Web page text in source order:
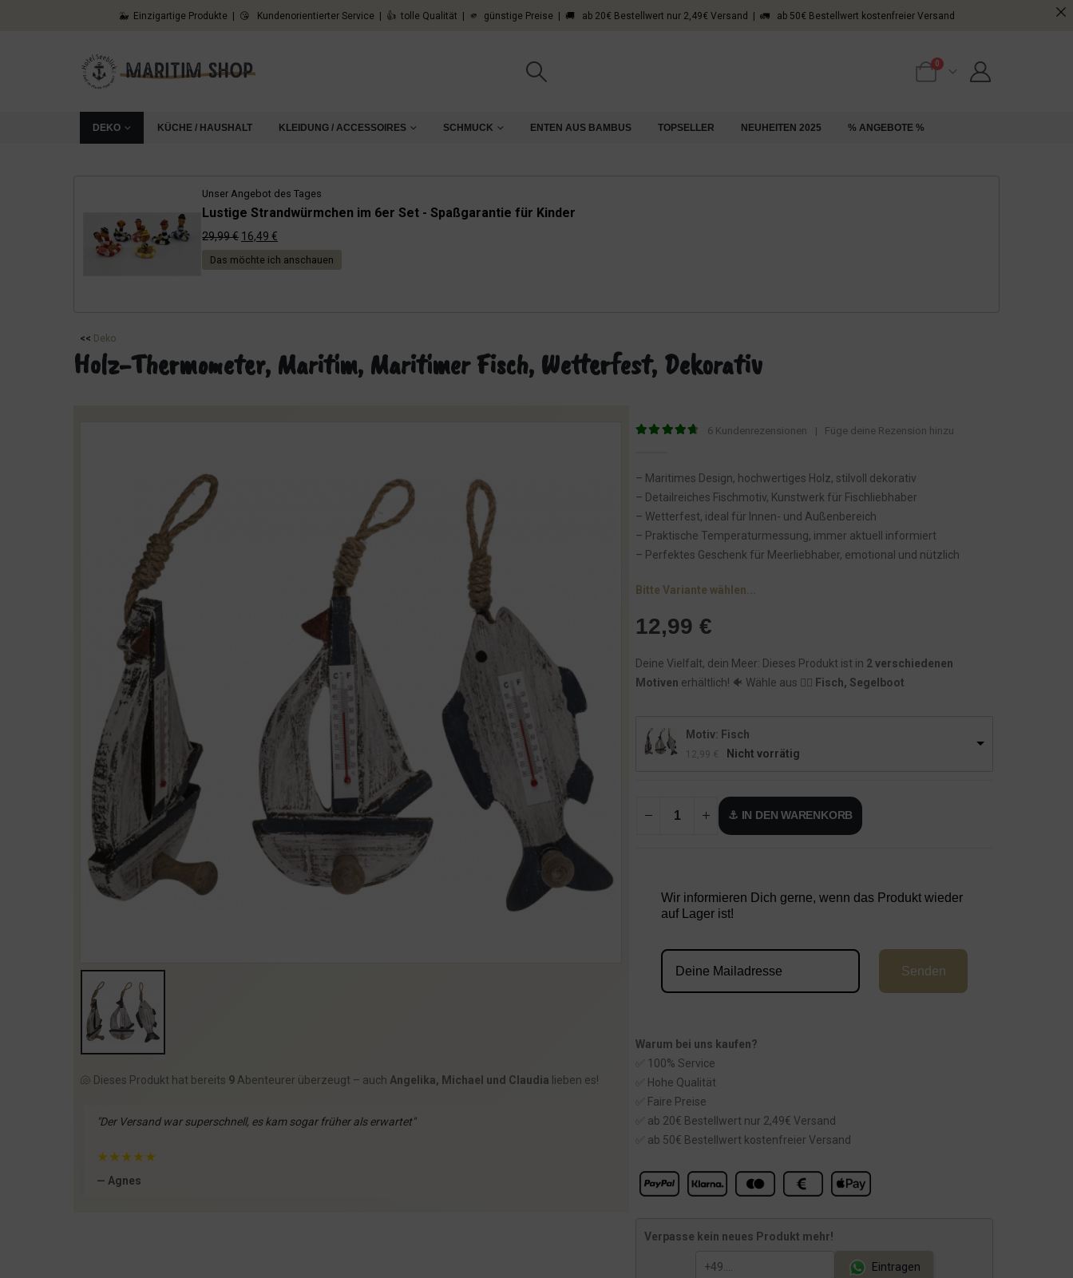
🐳 Einzigartige Produkte | 😘 Kundenorientierter Service | 👍 tolle Qualität | 🫵 günstige Preise | 🚚 ab 20€ Bestellwert nur 2,49€ Versand | 🚛 ab 50€ Bestellwert kostenfreier Versand
0
DEKO KÜCHE / HAUSHALT KLEIDUNG / ACCESSOIRES SCHMUCK ENTEN AUS BAMBUS TOPSELLER NEUHEITEN 2025 % ANGEBOTE %
Unser Angebot des Tages
Lustige Strandwürmchen im 6er Set - Spaßgarantie für Kinder
29,99€ Ursprünglicher
Preis
16,49 €
Das möchte ich anschauen
<< Deko
Holz-Thermometer, Maritim, Maritimer Fisch, Wetterfest, Dekorativ
🐚 Dieses Produkt hat bereits 9 Abenteurer überzeugt – auch Angelika, Michael und Claudia lieben es!
"Der Versand war superschnell, es kam sogar früher als erwartet"
★★★★★
— Agnes
6 Kundenrezensionen | Füge deine Rezension hinzu
– Maritimes Design, hochwertiges Holz, stilvoll dekorativ
– Detailreiches Fischmotiv, Kunstwerk für Fischliebhaber
– Wetterfest, ideal für Innen- und Außenbereich
– Praktische Temperaturmessung, immer aktuell informiert
– Perfektes Geschenk für Meerliebhaber, emotional und nützlich
Bitte Variante wählen...
12,99 €
Deine Vielfalt, dein Meer: Dieses Produkt ist in 2 verschiedenen
Motiven erhältlich! 🐠 Wähle aus 👉🏾 Fisch, Segelboot
Motiv: Fisch
12,99 € Nicht vorrätig
⚓ IN DEN WARENKORB
Wir informieren Dich gerne, wenn das Produkt wieder
auf Lager ist!
Senden
Warum bei uns kaufen?
✅ 100% Service
✅ Hohe Qualität
✅ Faire Preise
✅ ab 20€ Bestellwert nur 2,49€ Versand
✅ ab 50€ Bestellwert kostenfreier Versand
Verpasse kein neues Produkt mehr!
Eintragen